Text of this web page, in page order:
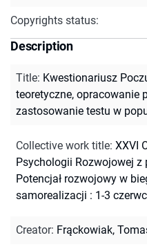
Copyrights status:
Description
Title: Kwestionariusz
teoretyczne, opracowanie
zastosowanie testu w
Collective work title: XXVI
Psychologii Rozwojowej
Potencjał rozwojowy w
samorealizacji : 1-3
Creator: Frąckowiak,